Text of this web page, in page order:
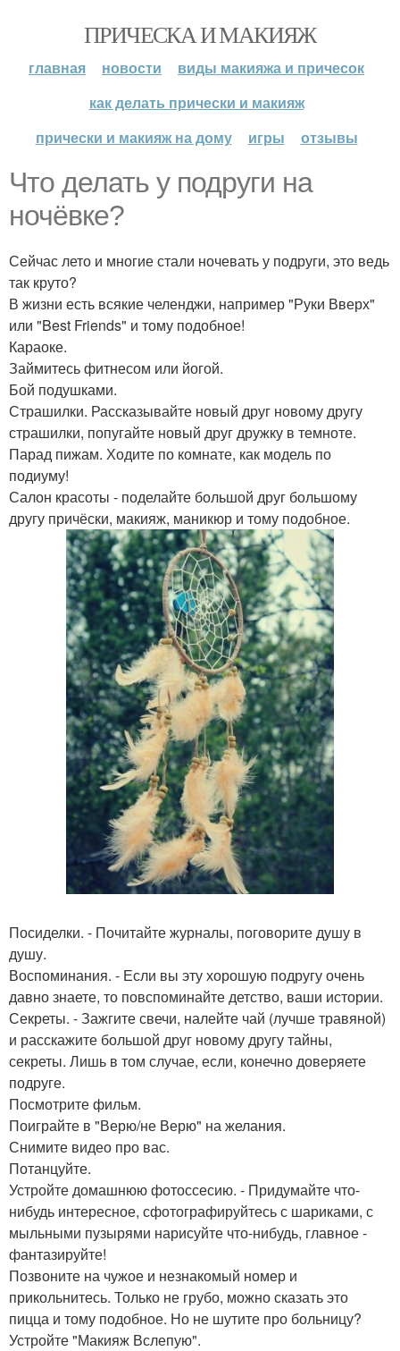
ПРИЧЕСКА И МАКИЯЖ
главная новости
виды макияжа и причесок
как делать прически и макияж
прически и макияж на дому
игры отзывы
Что делать у подруги на
ночёвке?
Сейчас лето и многие стали ночевать у подруги, это ведь
так круто?
В жизни есть всякие челенджи, например "Руки Вверх"
или "Best Friends" и тому подобное!
Караоке.
Займитесь фитнесом или йогой.
Бой подушками.
Страшилки. Рассказывайте новый друг новому другу
страшилки, попугайте новый друг дружку в темноте.
Парад пижам. Ходите по комнате, как модель по
подиуму!
Салон красоты - поделайте большой друг большому
другу причёски, макияж, маникюр и тому подобное.
Посиделки. - Почитайте журналы, поговорите душу в
душу.
Воспоминания. - Если вы эту хорошую подругу очень
давно знаете, то повспоминайте детство, ваши истории.
Секреты. - Зажгите свечи, налейте чай (лучше травяной)
и расскажите большой друг новому другу тайны,
секреты. Лишь в том случае, если, конечно доверяете
подруге.
Посмотрите фильм.
Поиграйте в "Верю/не Верю" на желания.
Снимите видео про вас.
Потанцуйте.
Устройте домашнюю фотоссесию. - Придумайте что-
нибудь интересное, сфотографируйтесь с шариками, с
мыльными пузырями нарисуйте что-нибудь, главное -
фантазируйте!
Позвоните на чужое и незнакомый номер и
прикольнитесь. Только не грубо, можно сказать это
пицца и тому подобное. Но не шутите про больницу?
Устройте "Макияж Вслепую".